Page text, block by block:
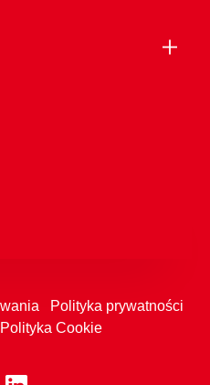
Polityka prywatności
Polityka Cookie